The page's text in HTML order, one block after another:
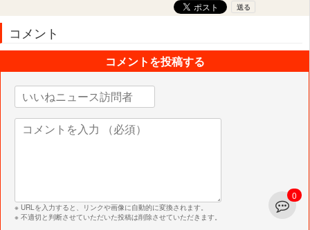
コメント
0
コメントを投稿する
※ URLを入力すると、リンクや画像に自動的に変換されます。
※ 不適切と判断させていただいた投稿は削除させていただきます。